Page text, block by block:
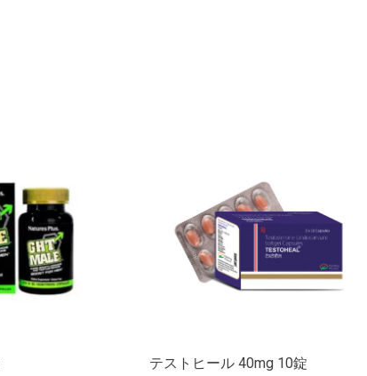
テストヒール 40mg 10錠